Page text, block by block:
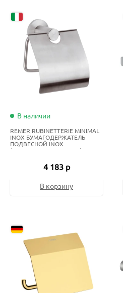
В наличии
REMER RUBINETTERIE MINIMAL
INOX БУМАГОДЕРЖАТЕЛЬ
ПОДВЕСНОЙ INOX
(НЕРЖАВЕЮЩАЯ СТАЛЬ)
4 183 р
В корзину